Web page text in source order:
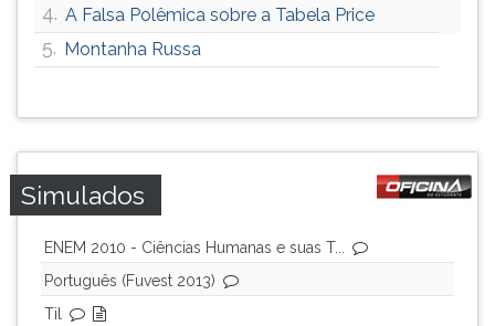
4. A Falsa Polêmica sobre a Tabela Price
5. Montanha Russa
Simulados
ENEM 2010 - Ciências Humanas e suas T...
Português (Fuvest 2013)
Til